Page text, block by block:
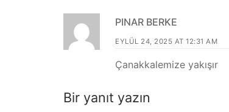
PINAR BERKE
EYLÜL 24, 2025 AT 12:31 AM
Çanakkalemize yakışır
Bir yanıt yazın